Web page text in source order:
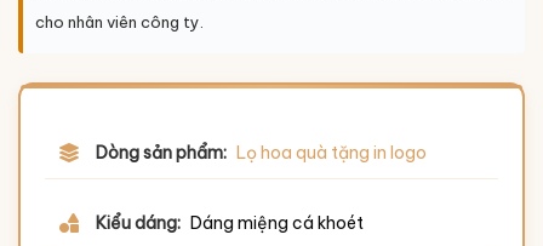
cho nhân viên công ty.
Dòng sản phẩm: Lọ hoa quà tặng in logo
Kiểu dáng: Dáng miệng cá khoét